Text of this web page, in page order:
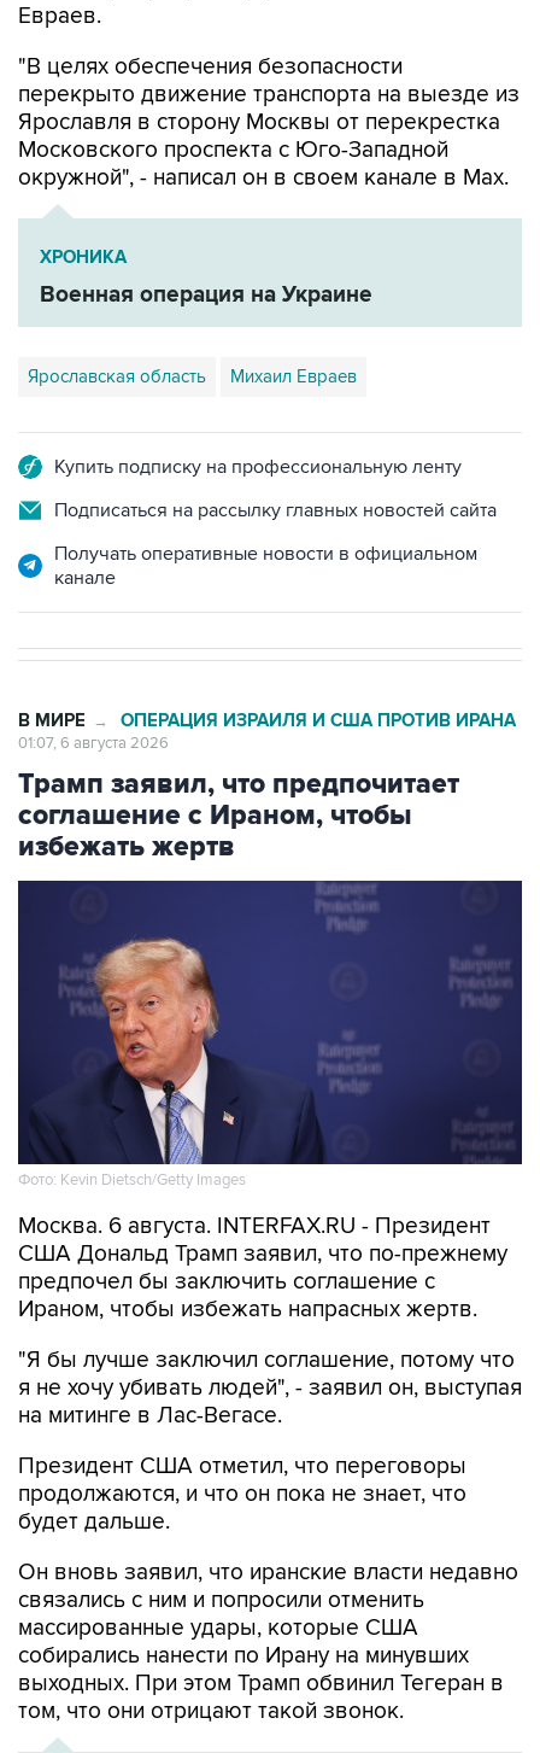
Евраев.
"В целях обеспечения безопасности
перекрыто движение транспорта на выезде из
Ярославля в сторону Москвы от перекрестка
Московского проспекта с Юго-Западной
окружной", - написал он в своем канале в Мах.
ХРОНИКА
Военная операция на Украине
Ярославская область Михаил Евраев
Купить подписку на профессиональную ленту
Подписаться на рассылку главных новостей сайта
Получать оперативные новости в официальном
канале
В МИРЕ → ОПЕРАЦИЯ ИЗРАИЛЯ И США ПРОТИВ ИРАНА
01:07, 6 августа 2026
Трамп заявил, что предпочитает
соглашение с Ираном, чтобы
избежать жертв
Фото: Kevin Dietsch/Getty Images
Москва. 6 августа. INTERFAX.RU - Президент
США Дональд Трамп заявил, что по-прежнему
предпочел бы заключить соглашение с
Ираном, чтобы избежать напрасных жертв.
"Я бы лучше заключил соглашение, потому что
я не хочу убивать людей", - заявил он, выступая
на митинге в Лас-Вегасе.
Президент США отметил, что переговоры
продолжаются, и что он пока не знает, что
будет дальше.
Он вновь заявил, что иранские власти недавно
связались с ним и попросили отменить
массированные удары, которые США
собирались нанести по Ирану на минувших
выходных. При этом Трамп обвинил Тегеран в
том, что они отрицают такой звонок.